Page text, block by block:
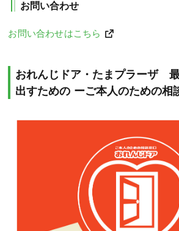
お問い合わせ
お問い合わせはこちら
おれんじドア・たまプラーザ
出すための ーご本人のための相